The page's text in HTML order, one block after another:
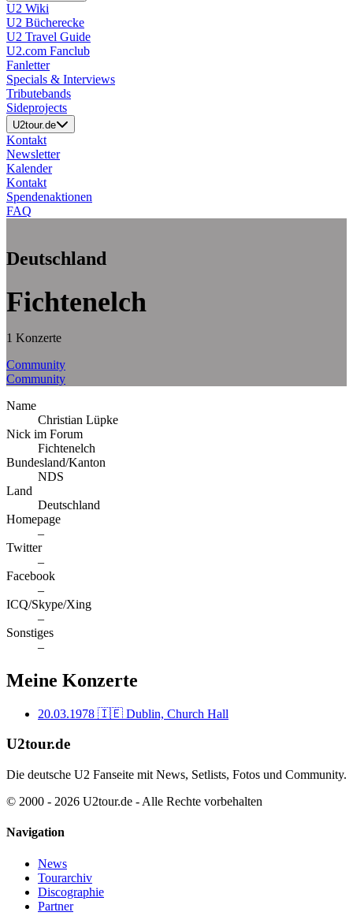
U2 Wiki
U2 Bücherecke
U2 Travel Guide
U2.com Fanclub
Fanletter
Specials & Interviews
Tributebands
Sideprojects
U2tour.de
Kontakt
Newsletter
Kalender
Kontakt
Spendenaktionen
FAQ
Deutschland
Fichtenelch
1 Konzerte
Community
Community
Name
Christian Lüpke
Nick im Forum
Fichtenelch
Bundesland/Kanton
NDS
Land
Deutschland
Homepage
–
Twitter
–
Facebook
–
ICQ/Skype/Xing
–
Sonstiges
–
Meine Konzerte
20.03.1978 🇮🇪 Dublin, Church Hall
U2tour.de
Die deutsche U2 Fanseite mit News, Setlists, Fotos und Community.
© 2000 - 2026 U2tour.de - Alle Rechte vorbehalten
Navigation
News
Tourarchiv
Discographie
Partner